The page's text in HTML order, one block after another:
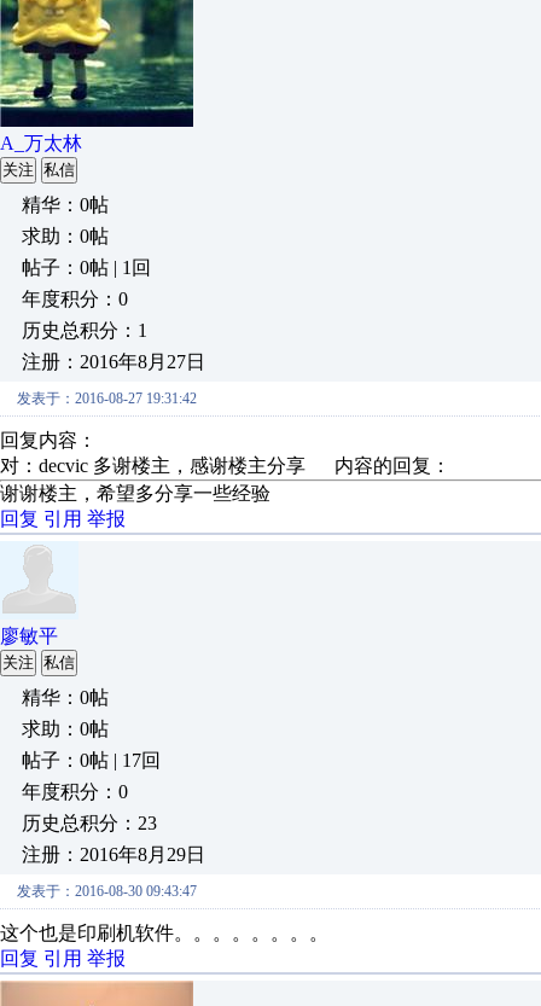
A_万太林
关注 私信
精华：0帖
求助：0帖
帖子：0帖 | 1回
年度积分：0
历史总积分：1
注册：2016年8月27日
发表于：2016-08-27 19:31:42
回复内容：
对：decvic 多谢楼主，感谢楼主分享 内容的回复：
谢谢楼主，希望多分享一些经验
回复 引用 举报
廖敏平
关注 私信
精华：0帖
求助：0帖
帖子：0帖 | 17回
年度积分：0
历史总积分：23
注册：2016年8月29日
发表于：2016-08-30 09:43:47
这个也是印刷机软件。。。。。。。。
回复 引用 举报